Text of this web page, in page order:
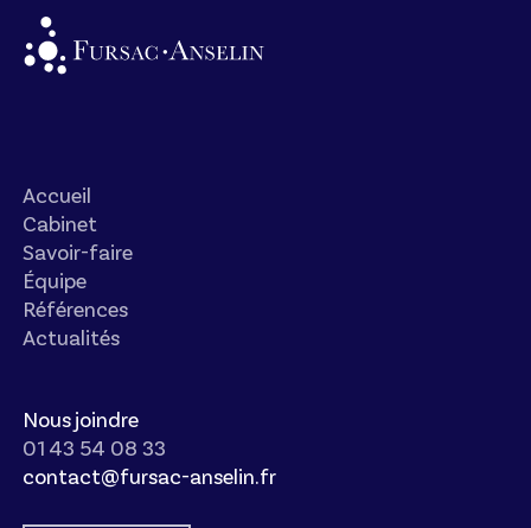
Accueil
Cabinet
Savoir-faire
Équipe
Références
Actualités
Nous joindre
01 43 54 08 33
contact@fursac-anselin.fr